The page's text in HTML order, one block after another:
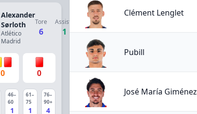
Alexander
Sørloth
Atlético
Madrid
Tore
6
Assists
1
0 0
46–
60
1
61–
75
1
76–
90+
4
Clément Lenglet
Pubill
José María Giménez